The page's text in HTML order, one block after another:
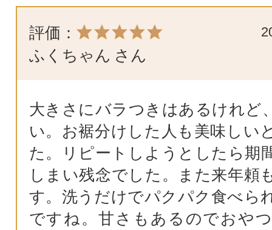
評価：
ふくちゃん さん
大きさにバラつきはあるけれど
い。お裾分けした人も美味しい
た。リピートしようとしたら期
しまい残念でした。また来年頼
す。洗うだけでパクパク食べら
ですね。甘さもあるのでおや